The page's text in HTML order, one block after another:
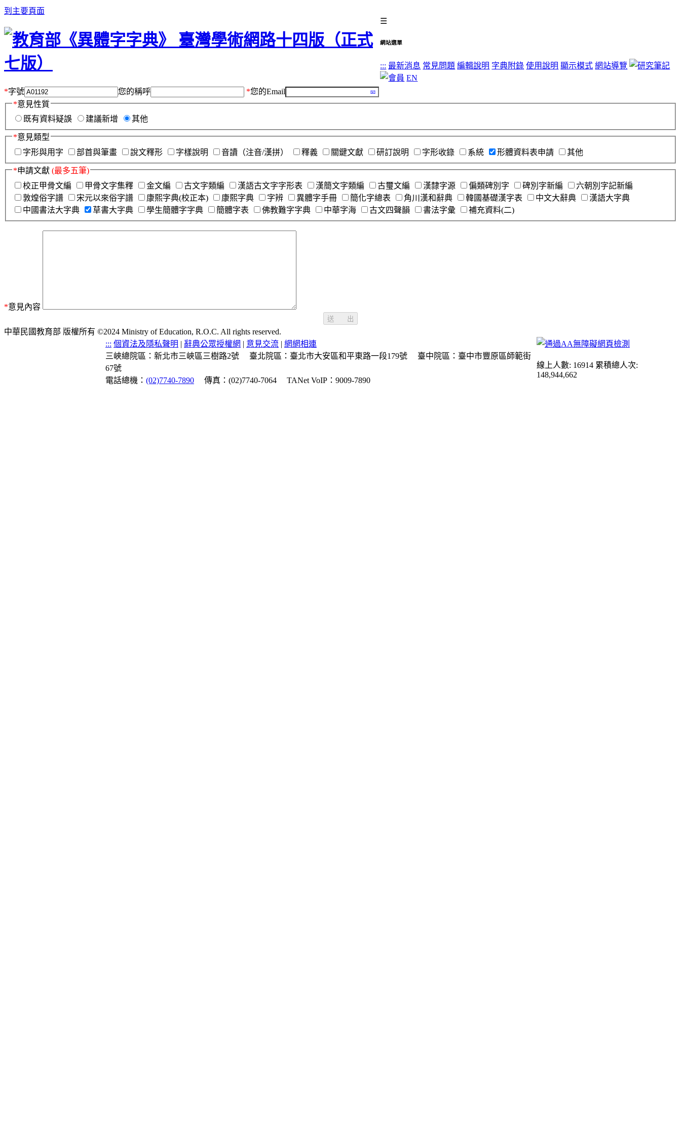
到主要頁面
☰
網站選單
::: 最新消息 常見問題 編輯說明 字典附錄 使用說明 顯示模式 網站導覽
EN
*字號 您的稱呼 *您的Email
*意見性質
既有資料疑誤
建議新增 其他
*意見類型
字形與用字
部首與筆畫 說文釋形 字樣說明 音讀（注音/漢拼） 釋義 關鍵文獻 研訂說明 字形收錄 系統 形體資料表申請 其他
*申請文獻 (最多五筆)
校正甲骨文編
甲骨文字集釋 金文編 古文字類編 漢語古文字字形表 漢簡文字類編 古璽文編 漢隸字源 偏類碑別字 碑別字新編
六朝別字記新編
敦煌俗字譜
宋元以來俗字譜 康熙字典(校正本) 康熙字典 字辨 異體字手冊 簡化字總表 角川漢和辭典 韓國基礎漢字表 中文大辭典
漢語大字典
中國書法大字典
草書大字典 學生簡體字字典 簡體字表 佛教難字字典 中華字海 古文四聲韻 書法字彙 補充資料(二)
*意見內容
送 出
中華民國教育部 版權所有 ©2024 Ministry of Education, R.O.C. All rights reserved.
::: 個資法及隱私聲明 | 辭典公眾授權網 | 意見交流 | 網網相連
三峽總院區：新北市三峽區三樹路2號
臺北院區：臺北市大安區和平東路一段179號
臺中院區：臺中市豐原區師範街
67號
電話總機： (02)7740-7890 傳真：(02)7740-7064 TANet VoIP：9009-7890
線上人數: 16914 累積總人次:
148,944,662